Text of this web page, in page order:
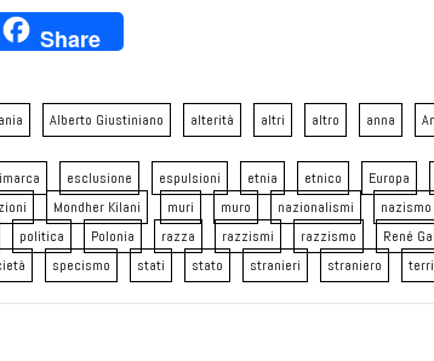
Share
Alberto Giustiniano alterità altri altro anna
esclusione espulsioni etnia etnico Europa
Mondher Kilani muri muro nazionalismi nazismo
politica Polonia razza razzismi razzismo René
specismo stati stato stranieri straniero